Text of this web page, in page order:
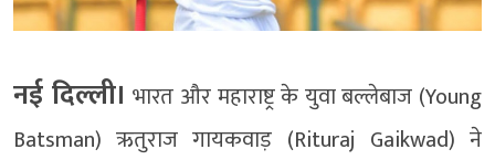
नई दिल्ली। भारत और महाराष्ट्र के युवा बल्लेबाज (Young
Batsman) ऋतुराज गायकवाड़ (Rituraj Gaikwad) ने